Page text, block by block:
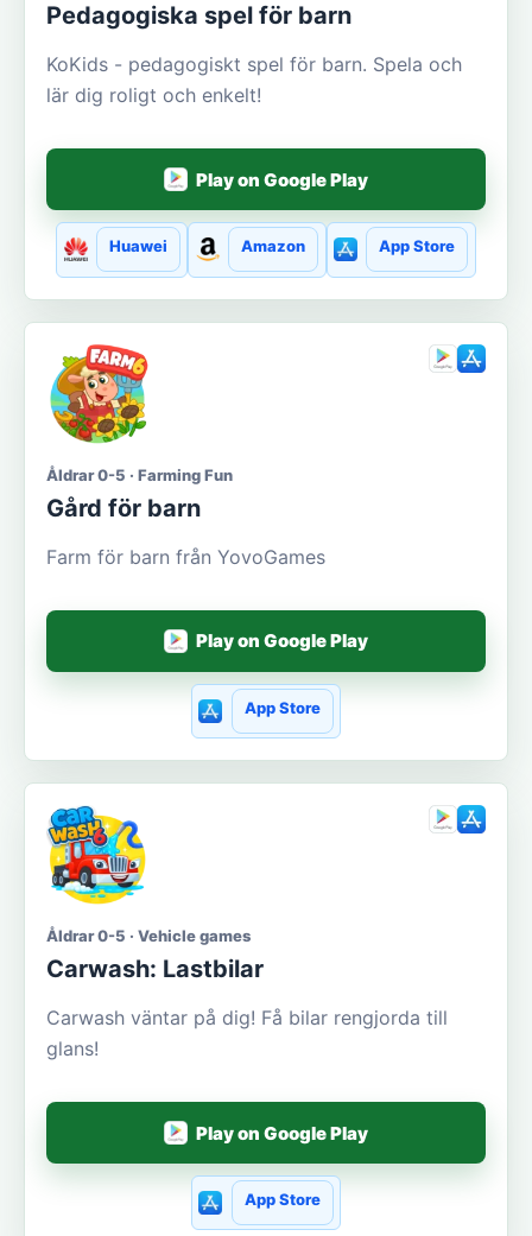
Pedagogiska spel för barn
KoKids - pedagogiskt spel för barn. Spela och
lär dig roligt och enkelt!
Play on Google Play
Huawei Amazon App Store
Åldrar 0-5 · Farming Fun
Gård för barn
Farm för barn från YovoGames
Play on Google Play
App Store
Åldrar 0-5 · Vehicle games
Carwash: Lastbilar
Carwash väntar på dig! Få bilar rengjorda till
glans!
Play on Google Play
App Store